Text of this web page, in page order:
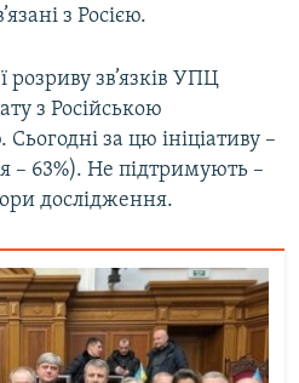
з Росією.
розриву зв’язків УПЦ
з Російською
за цю ініціативу –
– 63%). Не підтримують –
дослідження.